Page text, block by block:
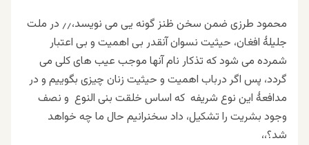
محمود طرزی ضمن سخن ظنز گونه یی می نویسد،٫٫ در ملت
جلیلهٔ افغان، حیثیت نسوان آنقدر بی اهمیت و بی اعتبار
شمرده می شود که تذکار نام آنها موجب عیب های کلی می
گردد، پس اگر درباب اهمیت و حیثیت زنان چیزی بگوییم و در
مدافعهٔ این نوع شریفه که اساس خلقت بنی النوع و نصف
وجود بشریت را تشکیل، داد سخنرانیم حال ما چه خواهد
شد؟،،